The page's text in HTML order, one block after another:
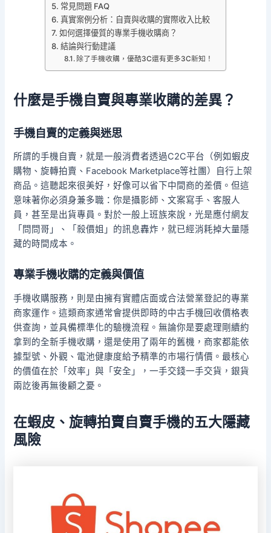
常見問題 FAQ
真實案例分析：自賣與收購的實際收入比較
如何選擇優質的專業手機收購商？
結論與行動建議
除了手機收購，優酷3C還有更多3C新知！
什麼是手機自賣與專業收購的差異？
手機自賣的定義與迷思
所謂的手機自賣，就是一般消費者透過C2C平台（例如蝦皮
購物、旋轉拍賣、Facebook Marketplace等社團）自行上架
商品。這聽起來很美好，好像可以省下中間商的差價。但這
意味著你必須身兼多職：你是攝影師、文案寫手、客服人
員，甚至是出貨專員。對於一般上班族來說，光是應付網友
「問問哥」、「殺價姐」的訊息轟炸，就已經消耗掉大量隱
藏的時間成本。
專業手機收購的定義與價值
手機收購服務，則是由擁有實體店面或合法營業登記的專業
商家運作。這類商家通常會提供即時的中古手機回收價格表
供查詢，並具備標準化的驗機流程。無論你是要處理剛續約
拿到的全新手機收購，還是使用了兩年的舊機，商家都能依
據型號、外觀、電池健康度給予精準的市場行情價。最核心
的價值在於「效率」與「安全」，一手交錢一手交貨，銀貨
兩訖後再無後顧之憂。
在蝦皮、旋轉拍賣自賣手機的五大隱藏
風險